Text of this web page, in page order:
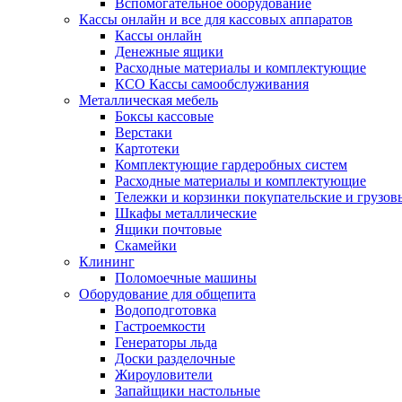
Вспомогательное оборудование
Кассы онлайн и все для кассовых аппаратов
Кассы онлайн
Денежные ящики
Расходные материалы и комплектующие
КСО Кассы самообслуживания
Металлическая мебель
Боксы кассовые
Верстаки
Картотеки
Комплектующие гардеробных систем
Расходные материалы и комплектующие
Тележки и корзинки покупательские и
Шкафы металлические
Ящики почтовые
Скамейки
Клининг
Поломоечные машины
Оборудование для общепита
Водоподготовка
Гастроемкости
Генераторы льда
Доски разделочные
Жироуловители
Запайщики настольные